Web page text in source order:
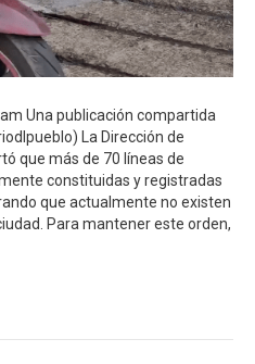
Una publicación compartida
La Dirección de
que más de 70 líneas de
constituidas y registradas
que actualmente no existen
Para mantener este orden,